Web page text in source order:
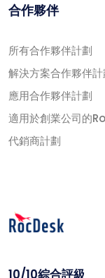
合作夥伴
所有合作夥伴計劃
解決方案合作夥伴計
應用合作夥伴計劃
適用於創業公司的
代銷商計劃
10/10綜合評級